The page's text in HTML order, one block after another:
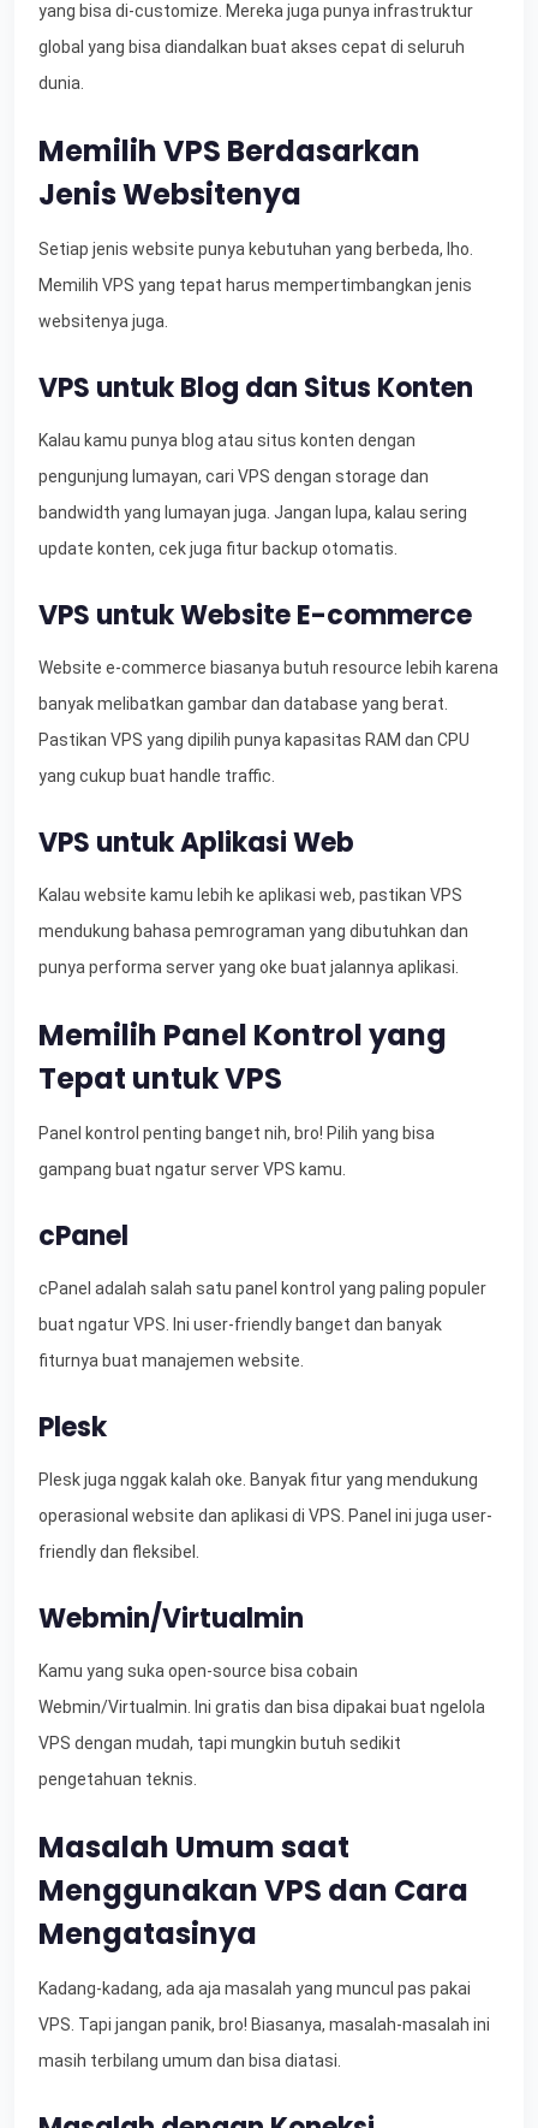
yang bisa di-customize. Mereka juga punya infrastruktur
global yang bisa diandalkan buat akses cepat di seluruh
dunia.
Memilih VPS Berdasarkan
Jenis Websitenya
Setiap jenis website punya kebutuhan yang berbeda, lho.
Memilih VPS yang tepat harus mempertimbangkan jenis
websitenya juga.
VPS untuk Blog dan Situs Konten
Kalau kamu punya blog atau situs konten dengan
pengunjung lumayan, cari VPS dengan storage dan
bandwidth yang lumayan juga. Jangan lupa, kalau sering
update konten, cek juga fitur backup otomatis.
VPS untuk Website E-commerce
Website e-commerce biasanya butuh resource lebih karena
banyak melibatkan gambar dan database yang berat.
Pastikan VPS yang dipilih punya kapasitas RAM dan CPU
yang cukup buat handle traffic.
VPS untuk Aplikasi Web
Kalau website kamu lebih ke aplikasi web, pastikan VPS
mendukung bahasa pemrograman yang dibutuhkan dan
punya performa server yang oke buat jalannya aplikasi.
Memilih Panel Kontrol yang
Tepat untuk VPS
Panel kontrol penting banget nih, bro! Pilih yang bisa
gampang buat ngatur server VPS kamu.
cPanel
cPanel adalah salah satu panel kontrol yang paling populer
buat ngatur VPS. Ini user-friendly banget dan banyak
fiturnya buat manajemen website.
Plesk
Plesk juga nggak kalah oke. Banyak fitur yang mendukung
operasional website dan aplikasi di VPS. Panel ini juga user-
friendly dan fleksibel.
Webmin/Virtualmin
Kamu yang suka open-source bisa cobain
Webmin/Virtualmin. Ini gratis dan bisa dipakai buat ngelola
VPS dengan mudah, tapi mungkin butuh sedikit
pengetahuan teknis.
Masalah Umum saat
Menggunakan VPS dan Cara
Mengatasinya
Kadang-kadang, ada aja masalah yang muncul pas pakai
VPS. Tapi jangan panik, bro! Biasanya, masalah-masalah ini
masih terbilang umum dan bisa diatasi.